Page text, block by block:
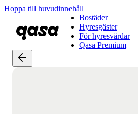
Hoppa till huvudinnehåll
Bostäder
Hyresgäster
För hyresvärdar
Qasa Premium